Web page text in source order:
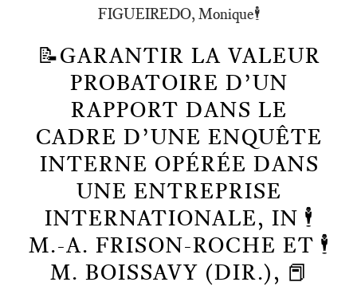
FIGUEIREDO, Monique🕴️
📝GARANTIR LA VALEUR
PROBATOIRE D’UN
RAPPORT DANS LE
CADRE D’UNE ENQUÊTE
INTERNE OPÉRÉE DANS
UNE ENTREPRISE
INTERNATIONALE, IN 🕴️
M.-A. FRISON-ROCHE ET 🕴️
M. BOISSAVY (DIR.), 📕